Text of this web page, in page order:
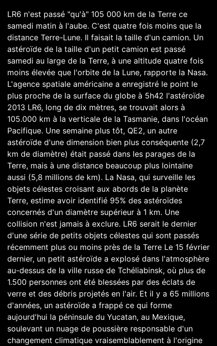
LR6 n'est passé "qu'à" 105 000 km de la Terre ce
samedi matin à l'aube. C'est quatre fois moins que la
distance Terre-Lune. Il faisait la taille d'un camion. Un
astéroïde de la taille d'un petit camion est passé
samedi au large de la Terre, à une altitude quatre fois
moins élevée que l'orbite de la Lune, rapporte la Nasa.
L'agence spatiale américaine a enregistré le point le
plus proche de la surface du globe à 5h42 l'astéroïde
2013 LR6, long de dix mètres, se trouvait alors à
105.000 km à la verticale de la Tasmanie, dans l'océan
Pacifique. Une semaine plus tôt, QE2, un autre
astéroïde d'une dimension bien plus conséquente (2,7
km de diamètre) était passé dans les parages de la
Terre, mais à une distance beaucoup plus lointaine
aussi (5,8 millions de km). La Nasa, qui surveille les
objets célestes croisant aux abords de la planète
Terre, estime avoir identifié 95% des astéroïdes
concernés d'un diamètre supérieur à 1 km. Une
collision n'est jamais à exclure. LR6 serait le dernier
d'une série de petits objets célestes qui sont passés
récemment plus ou moins près de la Terre Le 15 février
dernier, un petit astéroïde a explosé dans l'atmosphère
au-dessus de la ville russe de Tchéliabinsk, où plus de
1.500 personnes ont été blessées par des éclats de
verre et des débris projetés en l'air. Et il y a 65 millions
d'années, un astéroïde a frappé ce qui forme
aujourd'hui la péninsule du Yucatan, au Mexique,
soulevant un nuage de poussière responsable d'un
changement climatique vraisemblablement à l'origine